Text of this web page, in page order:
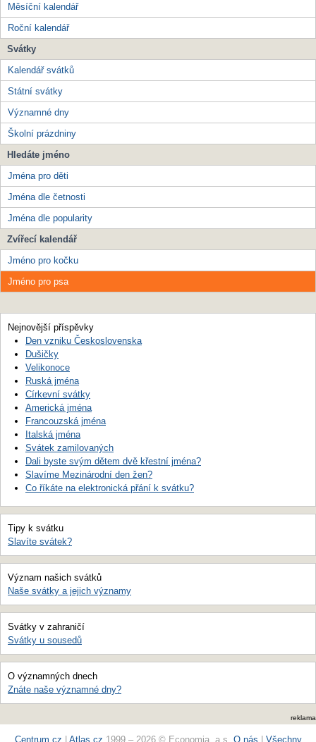
Měsíční kalendář
Roční kalendář
Svátky
Kalendář svátků
Státní svátky
Významné dny
Školní prázdniny
Hledáte jméno
Jména pro děti
Jména dle četnosti
Jména dle popularity
Zvířecí kalendář
Jméno pro kočku
Jméno pro psa
Nejnovější příspěvky
Den vzniku Československa
Dušičky
Velikonoce
Ruská jména
Církevní svátky
Americká jména
Francouzská jména
Italská jména
Svátek zamilovaných
Dali byste svým dětem dvě křestní jména?
Slavíme Mezinárodní den žen?
Co říkáte na elektronická přání k svátku?
Tipy k svátku
Slavíte svátek?
Význam našich svátků
Naše svátky a jejich významy
Svátky v zahraničí
Svátky u sousedů
O významných dnech
Znáte naše významné dny?
reklama
Centrum.cz Atlas.cz 1999 – 2026 © Economia, a.s. O nás Všechny